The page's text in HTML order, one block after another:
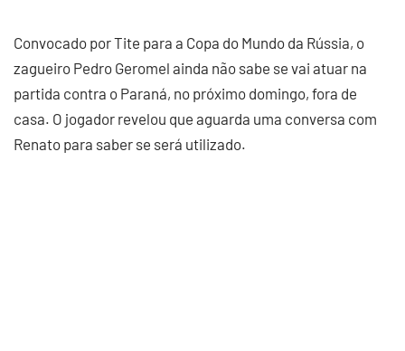
Convocado por Tite para a Copa do Mundo da Rússia, o
zagueiro Pedro Geromel ainda não sabe se vai atuar na
partida contra o Paraná, no próximo domingo, fora de
casa. O jogador revelou que aguarda uma conversa com
Renato para saber se será utilizado.